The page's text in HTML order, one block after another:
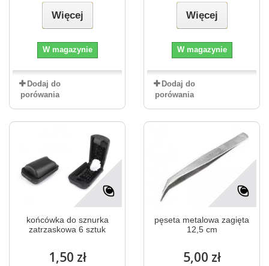
Więcej
W magazynie
Dodaj do
porówania
Więcej
W magazynie
Dodaj do
porówania
końcówka do sznurka
zatrzaskowa 6 sztuk
1,50 zł
pęseta metalowa zagięta
12,5 cm
5,00 zł